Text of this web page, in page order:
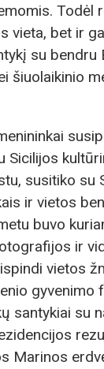
Todėl
vieta, bet ir
su bendru
šiuolaikinio
Sicilijos
susitiko su
ir vietos
buvo
ir
vietos
gyvenimo
santykiai su
Marinos